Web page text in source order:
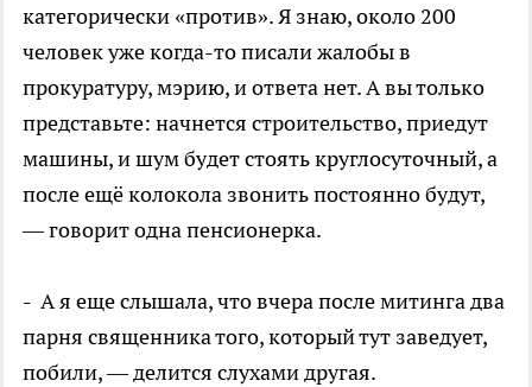
категорически «против». Я знаю, около 200
человек уже когда-то писали жалобы в
прокуратуру, мэрию, и ответа нет. А вы только
представьте: начнется строительство, приедут
машины, и шум будет стоять круглосуточный, а
после ещё колокола звонить постоянно будут,
— говорит одна пенсионерка.
- А я еще слышала, что вчера после митинга два
парня священника того, который тут заведует,
побили, — делится слухами другая.